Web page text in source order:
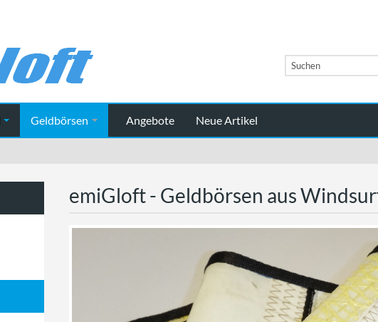
Geldbörsen Angebote Neue Artikel
emiGloft - Geldbörsen aus